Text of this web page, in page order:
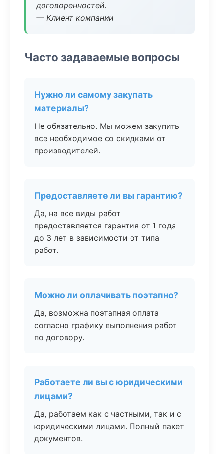
договоренностей.
— Клиент компании
Часто задаваемые вопросы
Нужно ли самому закупать
материалы?
Не обязательно. Мы можем закупить
все необходимое со скидками от
производителей.
Предоставляете ли вы гарантию?
Да, на все виды работ
предоставляется гарантия от 1 года
до 3 лет в зависимости от типа
работ.
Можно ли оплачивать поэтапно?
Да, возможна поэтапная оплата
согласно графику выполнения работ
по договору.
Работаете ли вы с юридическими
лицами?
Да, работаем как с частными, так и с
юридическими лицами. Полный пакет
документов.